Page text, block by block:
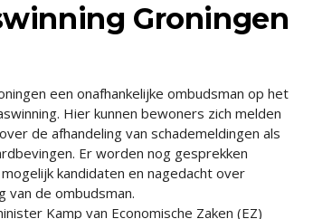
Groningen
een onafhankelijke ombudsman op het
Hier kunnen bewoners zich melden
de afhandeling van schademeldingen als
Er worden nog gesprekken
kandidaten en nagedacht over
van de ombudsman.
Kamp van Economische Zaken (EZ)